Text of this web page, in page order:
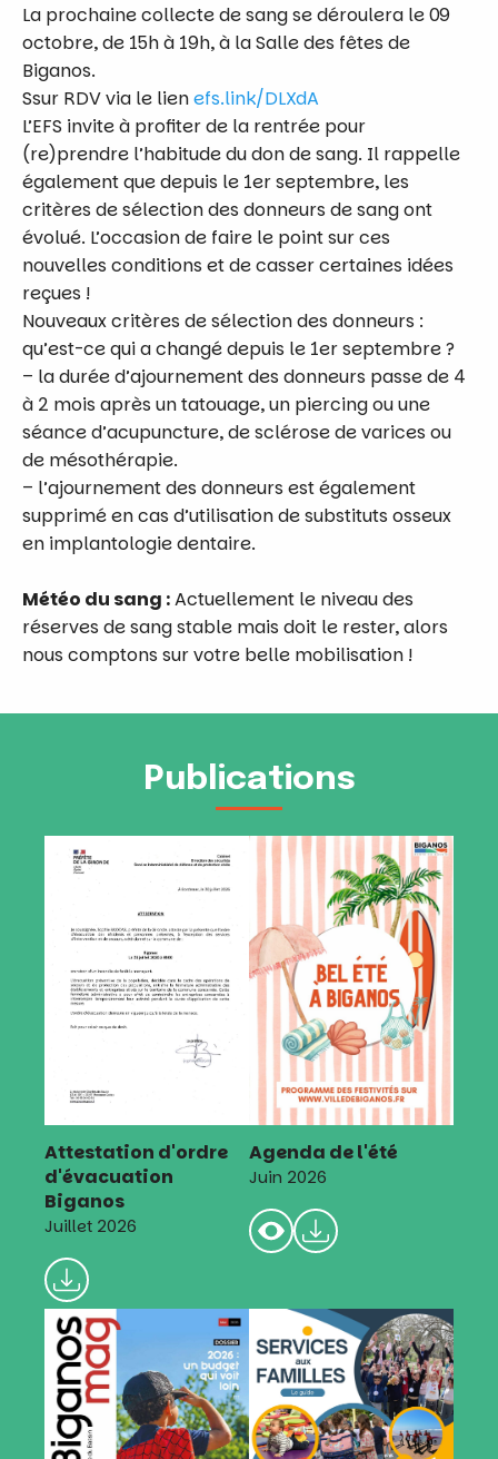
La prochaine collecte de sang se déroulera le 09
octobre, de 15h à 19h, à la Salle des fêtes de
Biganos.
Ssur RDV via le lienefs.link/DLXdA
L’EFS invite à profiter de la rentrée pour
(re)prendre l’habitude du don de sang. Il rappelle
également que depuis le 1er septembre, les
critères de sélection des donneurs de sang ont
évolué. L’occasion de faire le point sur ces
nouvelles conditions et de casser certaines idées
reçues !
Nouveaux critères de sélection des donneurs :
qu’est-ce qui a changé depuis le 1er septembre ?
– la durée d’ajournement des donneurs passe de 4
à 2 mois après un tatouage, un piercing ou une
séance d’acupuncture, de sclérose de varices ou
de mésothérapie.
– l’ajournement des donneurs est également
supprimé en cas d’utilisation de substituts osseux
en implantologie dentaire.
Météo du sang :Actuellement le niveau des
réserves de sang stable mais doit le rester, alors
nous comptons sur votre belle mobilisation !
Publications
Attestation d'ordre
d'évacuation
Biganos
Juillet 2026
Agenda de l'été
Juin 2026